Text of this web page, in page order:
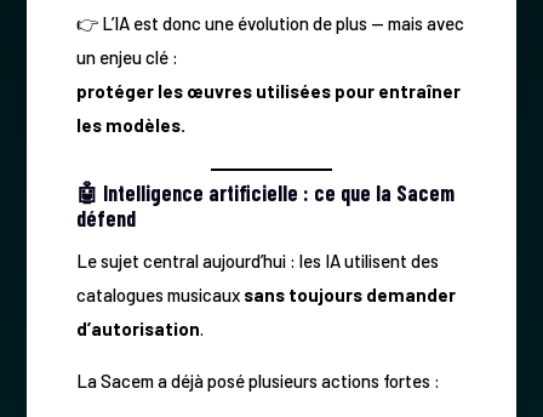
👉 L’IA est donc une évolution de plus — mais avec
un enjeu clé :
protéger les œuvres utilisées pour entraîner
les modèles.
🤖 Intelligence artificielle : ce que la Sacem
défend
Le sujet central aujourd’hui : les IA utilisent des
catalogues musicaux sans toujours demander
d’autorisation.
La Sacem a déjà posé plusieurs actions fortes :